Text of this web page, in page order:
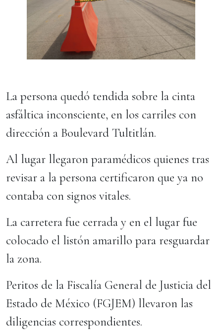
La persona quedó tendida sobre la cinta
asfáltica inconsciente, en los carriles con
dirección a Boulevard Tultitlán.
Al lugar llegaron paramédicos quienes tras
revisar a la persona certificaron que ya no
contaba con signos vitales.
La carretera fue cerrada y en el lugar fue
colocado el listón amarillo para resguardar
la zona.
Peritos de la Fiscalía General de Justicia del
Estado de México (FGJEM) llevaron las
diligencias correspondientes.